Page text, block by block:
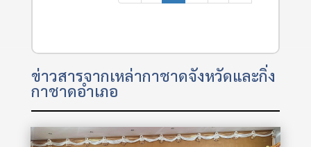
ข่าวสารจากเหล่ากาชาดจังหวัดและกิ่ง
กาชาดอำเภอ